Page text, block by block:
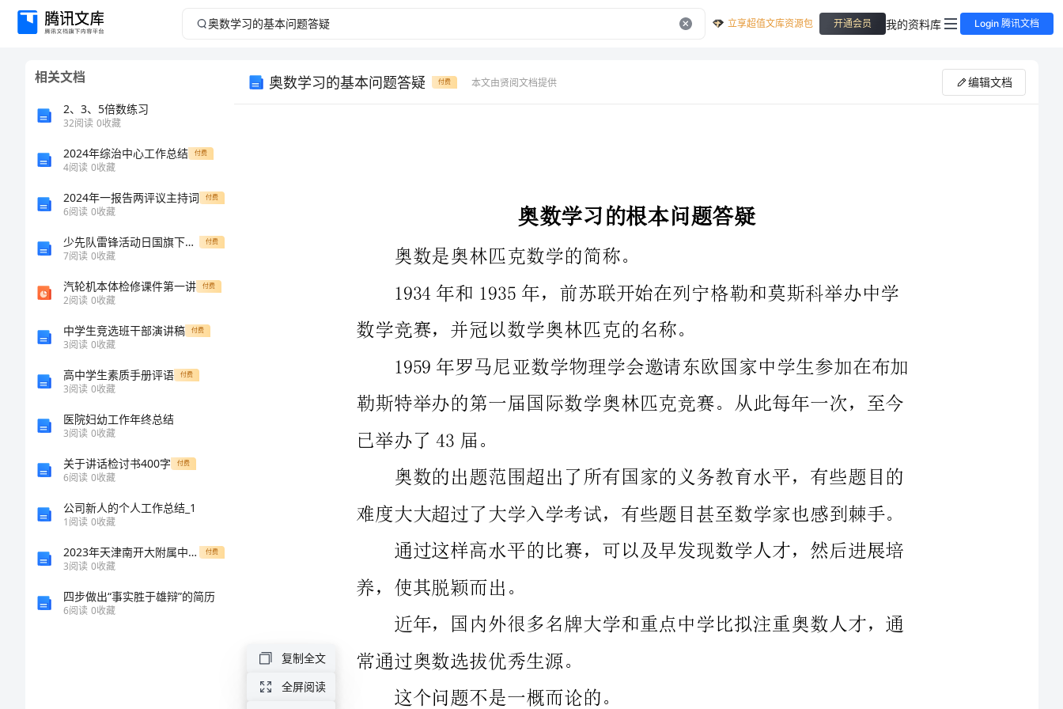
奥
立享超值文库资源包 开通会员 我的资料库 Login 腾讯文档
相关文档
2、3、5倍数练习
32阅读 0收藏
2024年综治中心工作总结 付费
4阅读 0收藏
2024年一报告两评议主持词 付费
6阅读 0收藏
少先队雷锋活动日国旗下讲话演讲 付费
7阅读 0收藏
汽轮机本体检修课件第一讲 付费
2阅读 0收藏
中学生竞选班干部演讲稿 付费
3阅读 0收藏
高中学生素质手册评语 付费
3阅读 0收藏
医院妇幼工作年终总结
3阅读 0收藏
关于讲话检讨书400字 付费
6阅读 0收藏
公司新人的个人工作总结_1
1阅读 0收藏
2023年天津南开大附属中化学九年级上册期中章节练习 付费
3阅读 0收藏
四步做出“事实胜于雄辩”的简历
6阅读 0收藏
奥数学习的基本问题答疑 付费 本文由贤阅文档提供 编辑文档
1、促进在校的全面提高，培养良好的思维习惯;
3、有利于学生智力的开发;
1934年和1935年，前苏联开始在列宁格勒和莫斯科举办中学
数学竞赛，并冠以数学奥林匹克的名称。
1959年罗马尼亚数学物理学会邀请东欧国家中学生参加在布加
已举办了43届。
奥数的出题范围超出了所有国家的义务教育水平，有些题目的
难度大大超过了大学入学考试，有些题目甚至数学家也感到棘手。
近年，国内外很多名牌大学和重点中学比拟注重奥数人才，通
常通过奥数选拔优秀生源。
这个问题不是一概而论的。
复制全文
全屏阅读